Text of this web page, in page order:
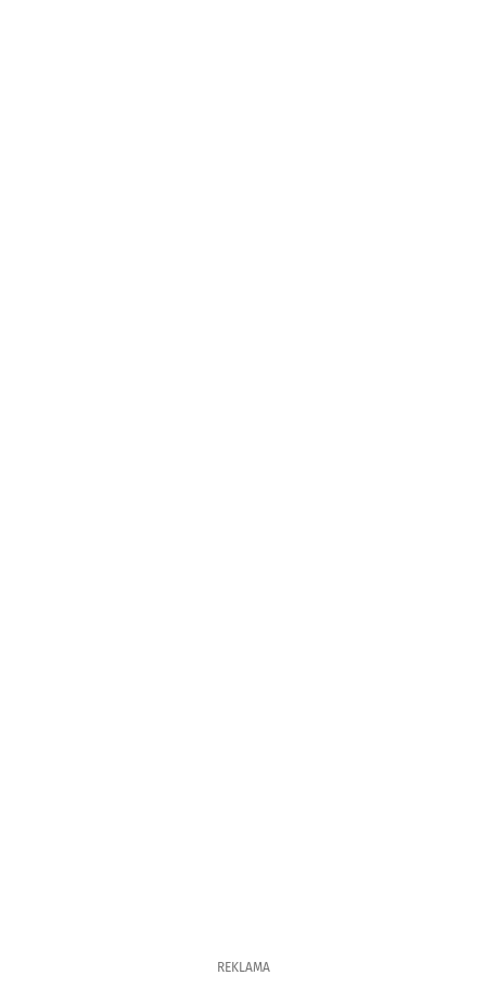
REKLAMA